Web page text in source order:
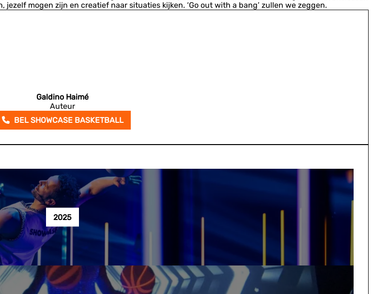
mogen zijn en creatief naar situaties kijken. ‘Go out with a bang’ zullen we zeggen.
Galdino Haimé
Auteur
BEL SHOWCASE BASKETBALL
2025